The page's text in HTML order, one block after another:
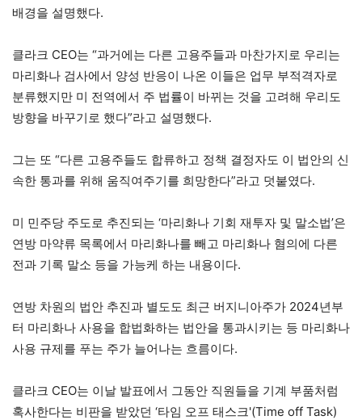
배경을 설명했다.
클라크 CEO는 “과거에는 다른 고용주들과 마찬가지로 우리는
마리화나 검사에서 양성 반응이 나온 이들은 업무 부적격자로
분류했지만 미 전역에서 주 법률이 바뀌는 것을 고려해 우리도
방향을 바꾸기로 했다”라고 설명했다.
그는 또 “다른 고용주들도 합류하고 정책 결정자도 이 법안의 신
속한 통과를 위해 움직여주기를 희망한다”라고 덧붙였다.
미 민주당 주도로 추진되는 ‘마리화나 기회 재투자 및 말소법’은
연방 마약류 목록에서 마리화나를 빼고 마리화나 혐의에 다른
전과 기록 말소 등을 가능케 하는 내용이다.
연방 차원의 법안 추진과 별도도 최근 버지니아주가 2024년부
터 마리화나 사용을 합법화하는 법안을 통과시키는 등 마리화나
사용 규제를 푸는 주가 늘어나는 흐름이다.
클라크 CEO는 이날 발표에서 그동안 직원들을 기계 부품처럼
혹사한다는 비판을 받았던 ‘타임 오프 태스크'(Time off Task)